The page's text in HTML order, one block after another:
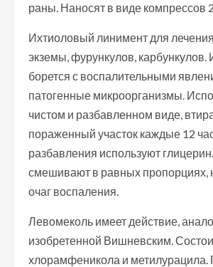
раны. Наносят в виде компрессов
Ихтиоловый линимент для
экземы, фурункулов, карбункулов.
борется с воспалительными
патогенные микроорганизмы.
чистом и разбавленном виде,
пораженный участок каждые 12
разбавления используют
смешивают в равных пропорциях,
очаг воспаления.
Левомеколь имеет действие,
изобретенной Вишневским.
хлорамфеникола и метилурацила.